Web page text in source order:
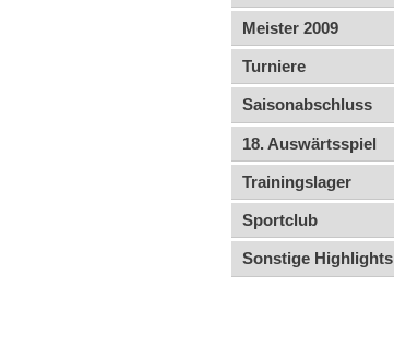
Meister 2009
Turniere
Saisonabschluss
18. Auswärtsspiel
Trainingslager
Sportclub
Sonstige High­lights